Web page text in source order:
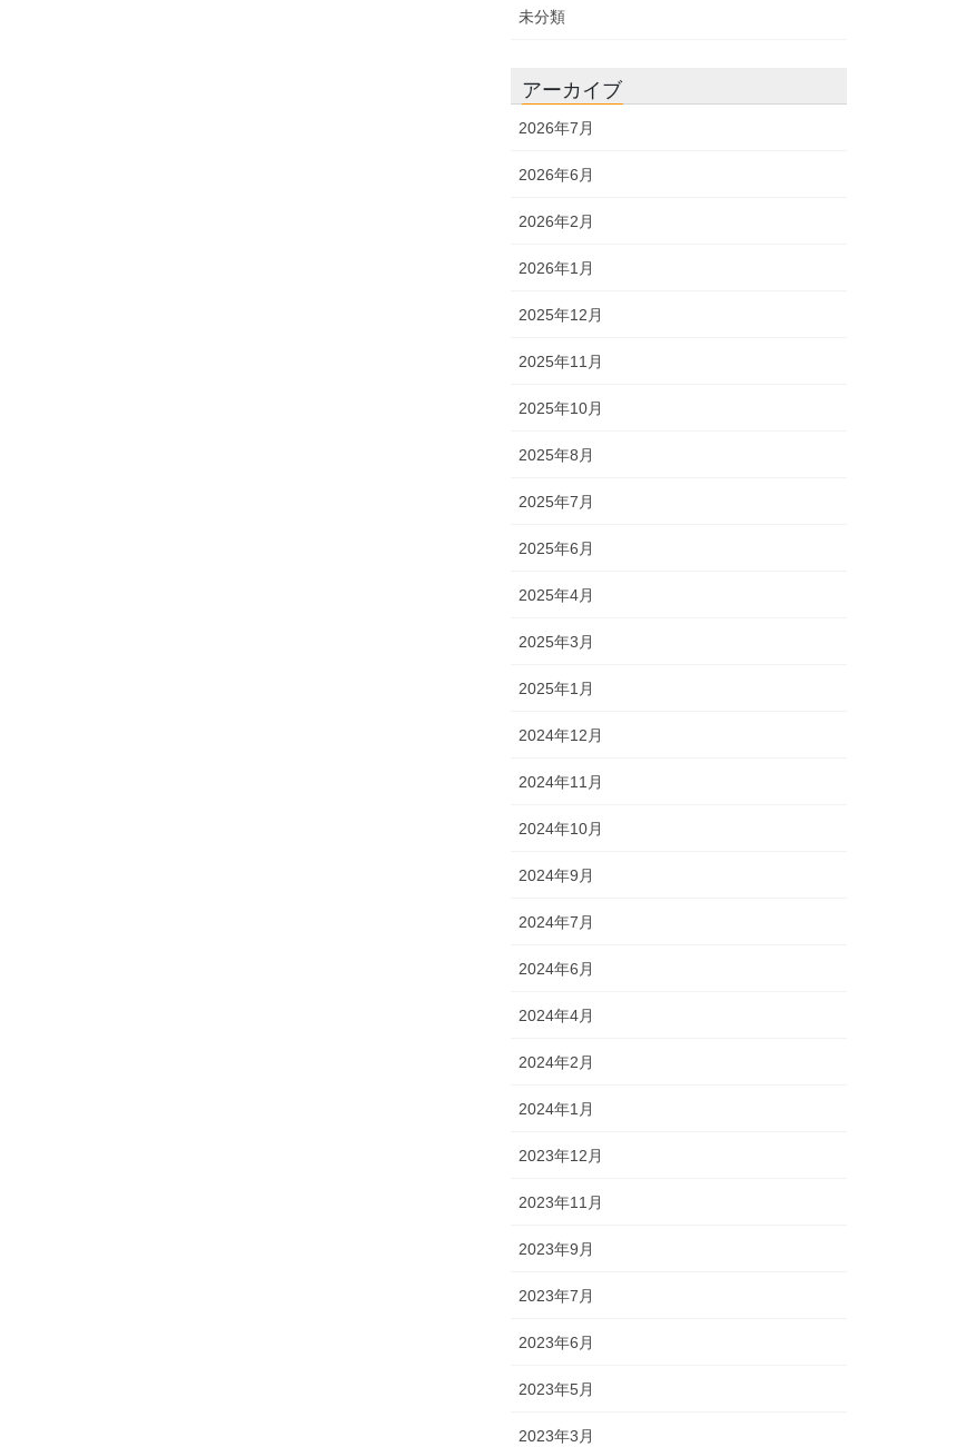
未分類
アーカイブ
2026年7月
2026年6月
2026年2月
2026年1月
2025年12月
2025年11月
2025年10月
2025年8月
2025年7月
2025年6月
2025年4月
2025年3月
2025年1月
2024年12月
2024年11月
2024年10月
2024年9月
2024年7月
2024年6月
2024年4月
2024年2月
2024年1月
2023年12月
2023年11月
2023年9月
2023年7月
2023年6月
2023年5月
2023年3月